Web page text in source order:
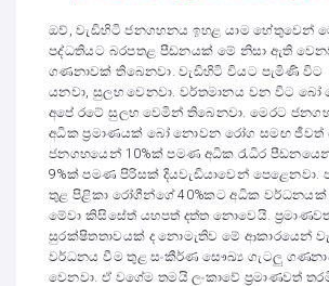
ඔව්, වැඩිහිටි ජනගහනය ඉහළ යාම හේතුවෙන්
පද්ධතියට බරපතළ පීඩනයක් මේ නිසා ඇති
ගණනාවක් තිබෙනවා. වැඩිහිටි වියට පැමිණි
යනවා, සුලභ වෙනවා. වර්තමානය වන විට
අපේ රටේ සුලභ වෙමින් තිබෙනවා. මෙරට
අධික ප්‍රමාණයක් බෝ නොවන රෝග සමඟ ජීවත්
ජනගහයෙන් 10%ක් පමණ අධික රැධිර
9%ක් පමණ පිරිසක් දියවැඩියාවෙන් පෙළෙනවා.
තුළ පිළිකා රෝගීන්ගේ 40%කට අධික
මේවා කිසිසේත් යහපත් දත්ත නොවෙයි.
සුරක්ෂිතතාවයක් ද නොමැතිව මේ ආකාරයෙන්
වර්ධනය වීම තුළ සංකීර්ණ සෞඛ්‍ය ගැටලු
වෙනවා. ඒ වගේම තමයි ලංකාවේ ප්‍රමාණවත්